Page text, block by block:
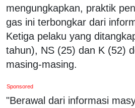
mengungkapkan, praktik
gas ini terbongkar dari
Ketiga pelaku yang
tahun), NS (25) dan K (52)
masing-masing.
Sponsored
"Berawal dari informasi